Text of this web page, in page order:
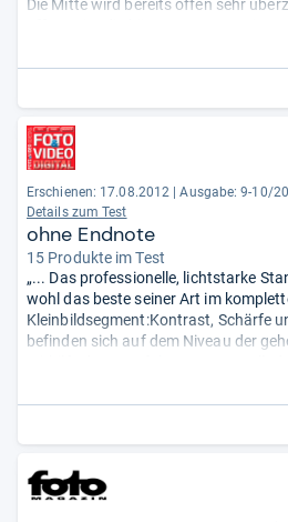
Die Mitte wird bereits offen sehr
Brennweiten ein Plus. ...“
Erschienen: 17.08.2012
Ausgabe: 9-10/
Details zum Test
ohne Endnote
15 Produkte im Test
„... Das professionelle, lichtstarke
wohl das beste seiner Art im
Kleinbildsegment:Kontrast, Schärfe
befinden sich auf dem Niveau der
Mithilfe des Autofokusmotors stellt
unempfindlich gegenüber Streulicht.